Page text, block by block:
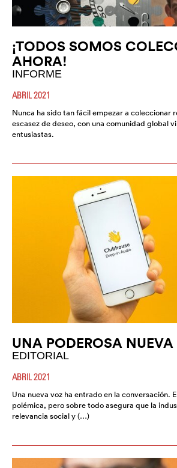
¡TODOS SOMOS
AHORA!
INFORME
ABRIL 2021
Nunca ha sido tan fácil empezar a coleccionar
escasez de deseo, con una comunidad global
entusiastas.
UNA PODEROSA
EDITORIAL
ABRIL 2021
Una nueva voz ha entrado en la conversación.
polémica, pero sobre todo asegura que la
relevancia social y (…)